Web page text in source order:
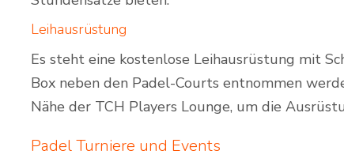
Leihausrüstung
Es steht eine kostenlose Leihausrüstung mit
Box neben den Padel-Courts entnommen
Nähe der TCH Players Lounge, um die
Padel Turniere und Events